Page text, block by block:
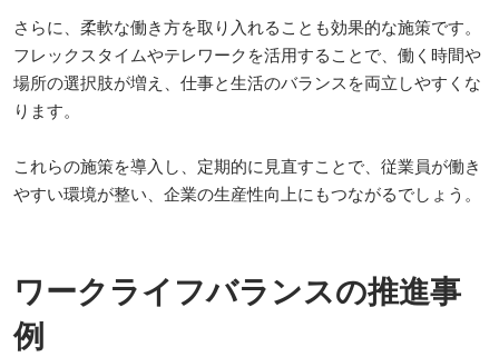
さらに、柔軟な働き方を取り入れることも効果的な施策です。
フレックスタイムやテレワークを活用することで、働く時間や
場所の選択肢が増え、仕事と生活のバランスを両立しやすくな
ります。
これらの施策を導入し、定期的に見直すことで、従業員が働き
やすい環境が整い、企業の生産性向上にもつながるでしょう。
ワークライフバランスの推進事
例